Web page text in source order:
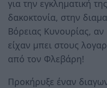
για την εγκληματική
δακοκτονία, στην
Βόρειας Κυνουρίας, αν
είχαν μπει στους
από τον Φλεβάρη!
Προκήρυξε έναν